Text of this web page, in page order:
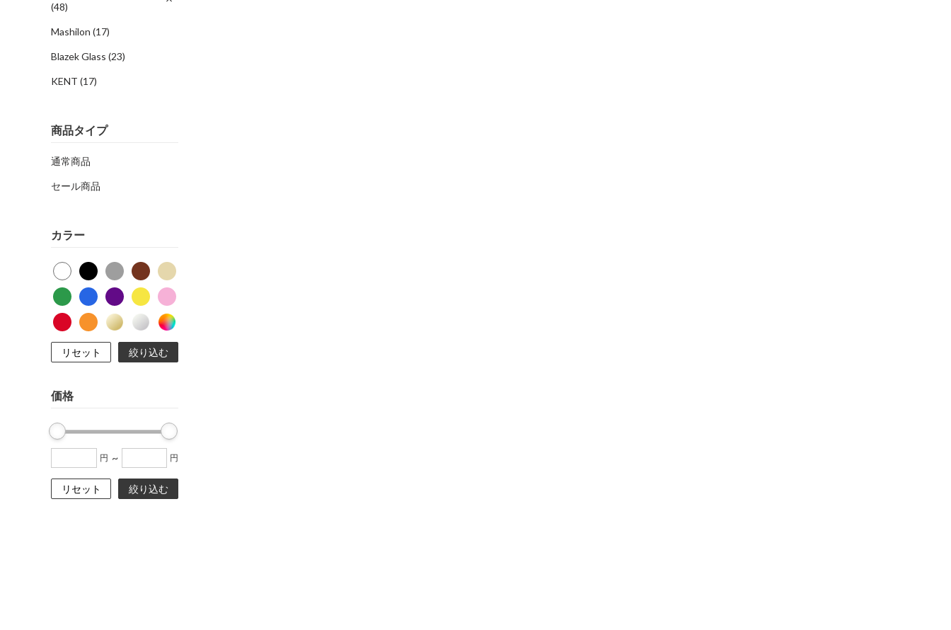
(48)
Mashilon (17)
Blazek Glass (23)
KENT (17)
商品タイプ
通常商品
セール商品
カラー
リセット 絞り込む
価格
円 ~ 円
リセット 絞り込む